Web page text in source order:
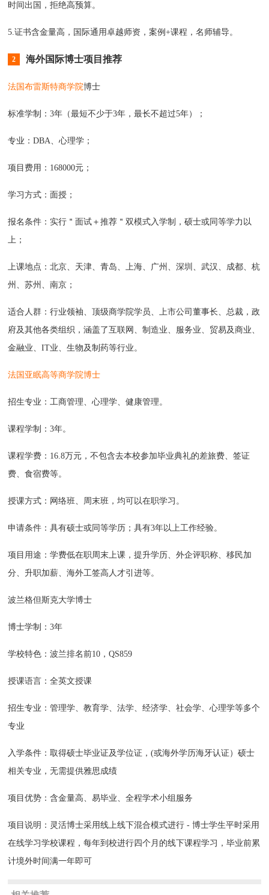
时间出国，拒绝高预算。
5.证书含金量高，国际通用卓越师资，案例+课程，名师辅导。
2 海外国际博士项目推荐
法国布雷斯特商学院博士
标准学制：3年（最短不少于3年，最长不超过5年）；
专业：DBA、心理学；
项目费用：168000元；
学习方式：面授；
报名条件：实行＂面试＋推荐＂双模式入学制，硕士或同等学力以
上；
上课地点：北京、天津、青岛、上海、广州、深圳、武汉、成都、杭
州、苏州、南京；
适合人群：行业领袖、顶级商学院学员、上市公司董事长、总裁，政
府及其他各类组织，涵盖了互联网、制造业、服务业、贸易及商业、
金融业、IT业、生物及制药等行业。
法国亚眠高等商学院博士
招生专业：工商管理、心理学、健康管理。
课程学制：3年。
课程学费：16.8万元，不包含去本校参加毕业典礼的差旅费、签证
费、食宿费等。
授课方式：网络班、周末班，均可以在职学习。
申请条件：具有硕士或同等学历；具有3年以上工作经验。
项目用途：学费低在职周末上课，提升学历、外企评职称、移民加
分、升职加薪、海外工签高人才引进等。
波兰格但斯克大学博士
博士学制：3年
学校特色：波兰排名前10，QS859
授课语言：全英文授课
招生专业：管理学、教育学、法学、经济学、社会学、心理学等多个
专业
入学条件：取得硕士毕业证及学位证，(或海外学历海牙认证）硕士
相关专业，无需提供雅思成绩
项目优势：含金量高、易毕业、全程学术小组服务
项目说明：灵活博士采用线上线下混合模式进行 - 博士学生平时采用
在线学习学校课程，每年到校进行四个月的线下课程学习，毕业前累
计境外时间满一年即可